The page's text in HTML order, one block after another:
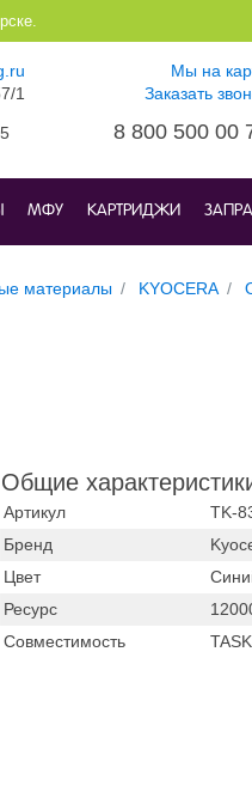
1
Мы на
Заказать
8 800 500 00
МФУ КАРТРИДЖИ
материалы KYOCERA
Общие
Артикул
TK-
Бренд
Цвет
Ресурс
Совместимость